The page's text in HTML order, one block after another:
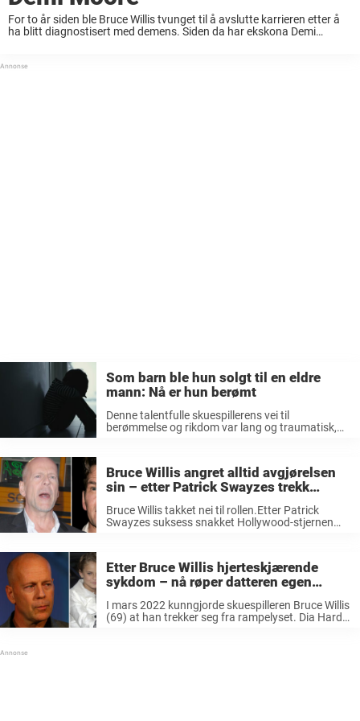
For to år siden ble Bruce Willis tvunget til å avslutte karrieren etter å
ha blitt diagnostisert med demens. Siden da har ekskona Demi
Som barn ble hun solgt til en eldre
mann: Nå er hun berømt
Denne talentfulle skuespillerens vei til
berømmelse og rikdom var lang og traumatisk,
Bruce Willis angret alltid avgjørelsen
sin – etter Patrick Swayzes trekk
Bruce Willis takket nei til rollen.Etter Patrick
Swayzes suksess snakket Hollywood-stjernen
Etter Bruce Willis hjerteskjærende
sykdom – nå røper datteren egen
I mars 2022 kunngjorde skuespilleren Bruce Willis
(69) at han trekker seg fra rampelyset. Dia Hard-